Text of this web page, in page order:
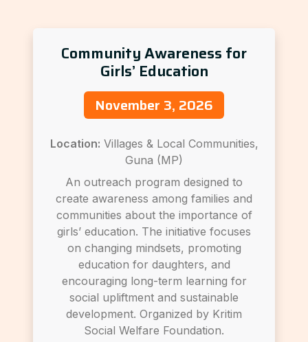
Community Awareness for
Girls’ Education
November 3, 2026
Location: Villages & Local Communities,
Guna (MP)
An outreach program designed to
create awareness among families and
communities about the importance of
girls’ education. The initiative focuses
on changing mindsets, promoting
education for daughters, and
encouraging long-term learning for
social upliftment and sustainable
development. Organized by Kritim
Social Welfare Foundation.